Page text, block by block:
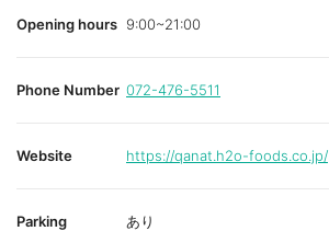
Opening hours 9:00~21:00
Phone Number 072-476-5511
Website https://qanat.h2o-foods.co.jp/
Parking あり